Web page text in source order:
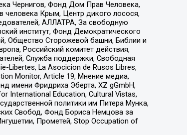
Чернигов, Фонд Дом Прав Человека,
человека Крым, Центр дикого лосося,
АЛЛАТРА, За свободную
институт, Фонд Демократического
Общество Сторожевой башни, Библии и
Российский комитет действия,
Служба поддержки, Свободная
Libertes, La Asocicion de Rusos Libres,
Monitor, Article 19, Мнение медиа,
имени Фридриха Эберта, XZ gGmbH,
International Education, Cultural Vistas,
политики им Питера Мунка,
Свобод, Фонд Бориса Немцова за
Прометей, Stop Occupation of